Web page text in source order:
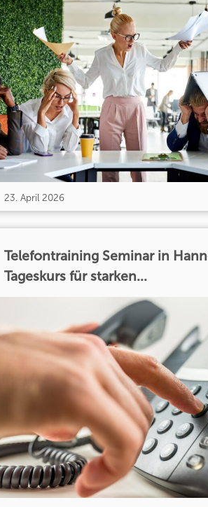
23. April 2026
Telefontraining Seminar in
Tageskurs für starken...